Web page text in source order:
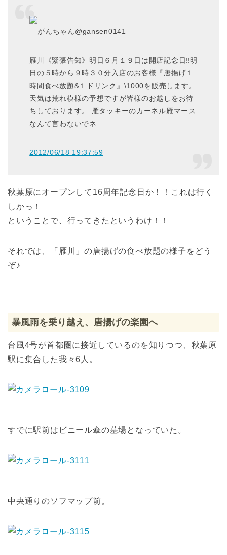
がんちゃん@gansen0141
雁川《緊張告知》明日６月１９日は開店記念日‼明
日の５時から９時３０分入店のお客様『唐揚げ１
時間食べ放題&１ドリンク』\1000を販売します。
天気は荒れ模様の予想ですが皆様のお越しをお待
ちしております。 雁タッキーのカーネル雁マース
なんて言わないでネ
2012/06/18 19:37:59
秋葉原にオープンして16周年記念日か！！これは行く
しかっ！
ということで、行ってきたというわけ！！
それでは、「雁川」の唐揚げの食べ放題の様子をどう
ぞ♪
暴風雨を乗り越え、唐揚げの楽園へ
台風4号が首都圏に接近しているのを知りつつ、秋葉原
駅に集合した我々6人。
すでに駅前はビニール傘の墓場となっていた。
中央通りのソフマップ前。